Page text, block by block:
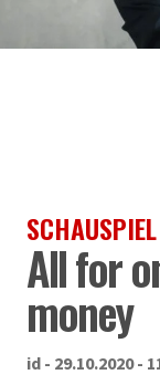
All for
money
id - 29.10.2020 -